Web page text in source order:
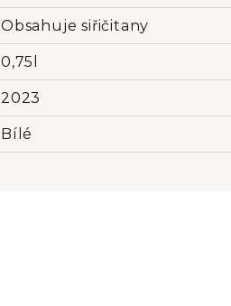
Obsahuje siřičitany
0,75l
2023
Bílé